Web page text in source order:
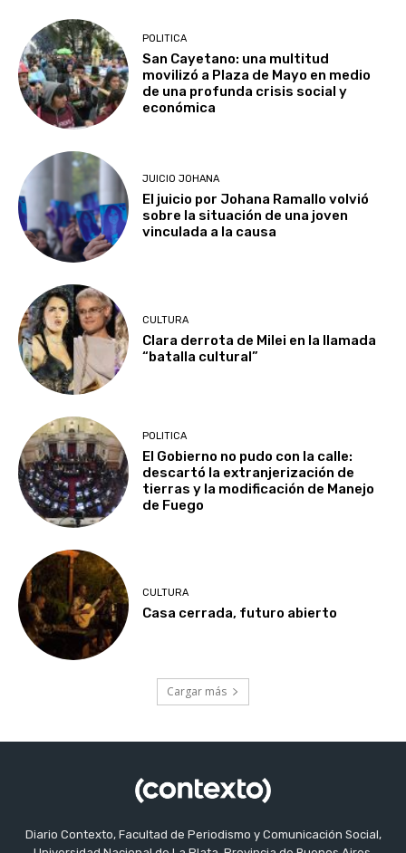
POLITICA
San Cayetano: una multitud
movilizó a Plaza de Mayo en medio
de una profunda crisis social y
económica
JUICIO JOHANA
El juicio por Johana Ramallo volvió
sobre la situación de una joven
vinculada a la causa
CULTURA
Clara derrota de Milei en la llamada
“batalla cultural”
POLITICA
El Gobierno no pudo con la calle:
descartó la extranjerización de
tierras y la modificación de Manejo
de Fuego
CULTURA
Casa cerrada, futuro abierto
Cargar más
Diario Contexto, Facultad de Periodismo y Comunicación Social,